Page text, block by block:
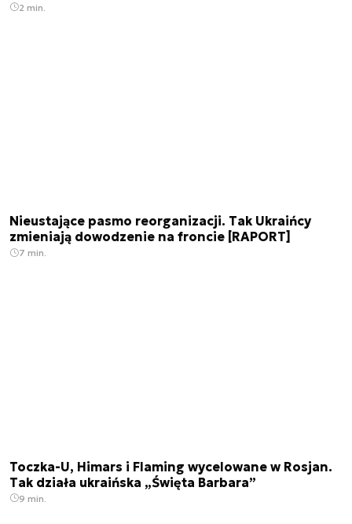
2 min.
Nieustające pasmo reorganizacji. Tak Ukraińcy
zmieniają dowodzenie na froncie [RAPORT]
7 min.
Toczka-U, Himars i Flaming wycelowane w Rosjan.
Tak działa ukraińska „Święta Barbara”
9 min.